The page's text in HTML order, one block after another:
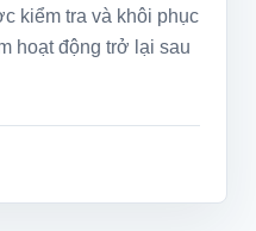
kiểm tra và khôi phục
hoạt động trở lại sau